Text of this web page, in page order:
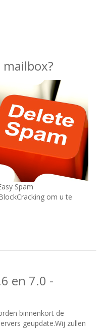
Spam
om u te
en 7.0 -
binnenkort de
geupdate.Wij zullen